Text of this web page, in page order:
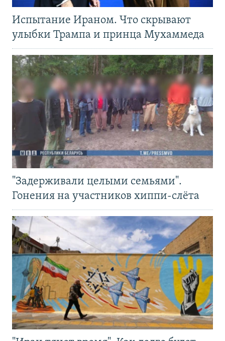
Испытание Ираном. Что скрывают
улыбки Трампа и принца Мухаммеда
"Задерживали целыми семьями".
Гонения на участников хиппи-слёта